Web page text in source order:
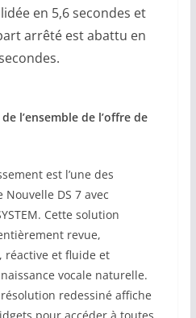
en 5,6 secondes et
arrêté est abattu en
l’ensemble de l’offre de
est l’une des
DS 7 avec
Cette solution
revue,
réactive et fluide et
vocale naturelle.
résolution redessiné affiche